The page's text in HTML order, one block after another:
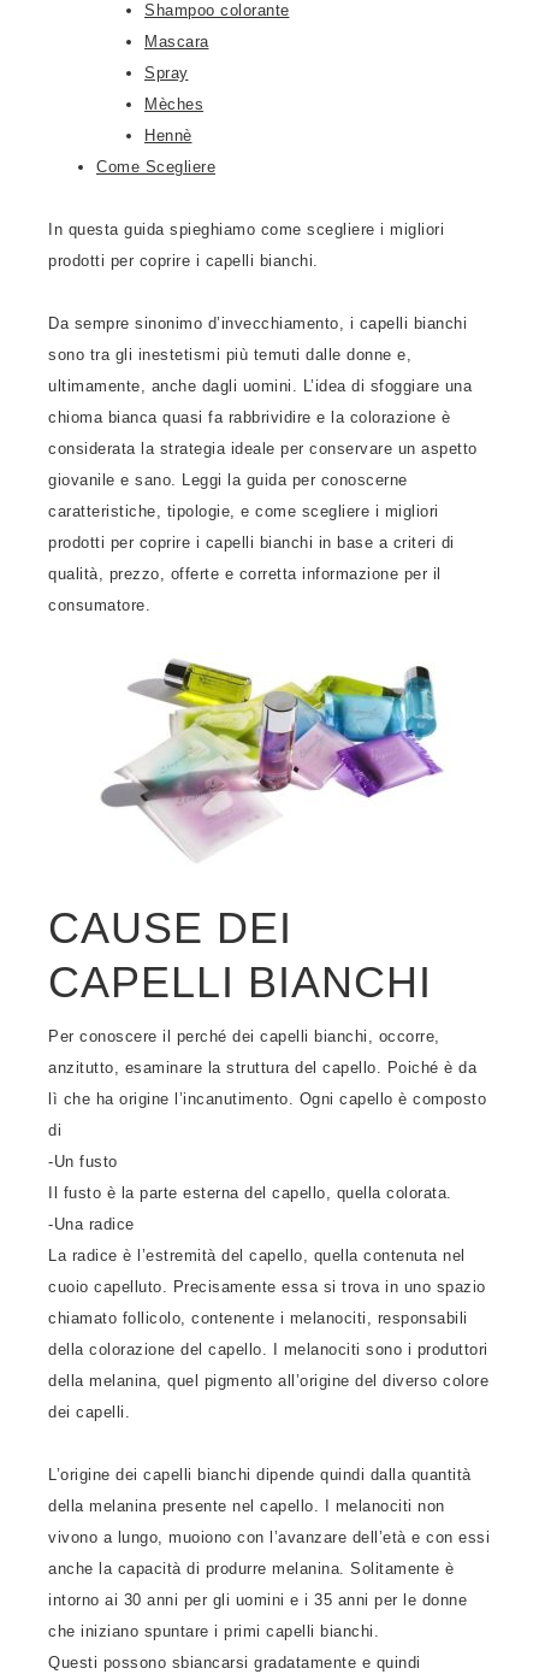
Shampoo colorante
Mascara
Spray
Mèches
Hennè
Come Scegliere
In questa guida spieghiamo come scegliere i migliori
prodotti per coprire i capelli bianchi.
Da sempre sinonimo d’invecchiamento, i capelli bianchi
sono tra gli inestetismi più temuti dalle donne e,
ultimamente, anche dagli uomini. L’idea di sfoggiare una
chioma bianca quasi fa rabbrividire e la colorazione è
considerata la strategia ideale per conservare un aspetto
giovanile e sano. Leggi la guida per conoscerne
caratteristiche, tipologie, e come scegliere i migliori
prodotti per coprire i capelli bianchi in base a criteri di
qualità, prezzo, offerte e corretta informazione per il
consumatore.
CAUSE DEI
CAPELLI BIANCHI
Per conoscere il perché dei capelli bianchi, occorre,
anzitutto, esaminare la struttura del capello. Poiché è da
lì che ha origine l’incanutimento. Ogni capello è composto
di
-Un fusto
Il fusto è la parte esterna del capello, quella colorata.
-Una radice
La radice è l’estremità del capello, quella contenuta nel
cuoio capelluto. Precisamente essa si trova in uno spazio
chiamato follicolo, contenente i melanociti, responsabili
della colorazione del capello. I melanociti sono i produttori
della melanina, quel pigmento all’origine del diverso colore
dei capelli.
L’origine dei capelli bianchi dipende quindi dalla quantità
della melanina presente nel capello. I melanociti non
vivono a lungo, muoiono con l’avanzare dell’età e con essi
anche la capacità di produrre melanina. Solitamente è
intorno ai 30 anni per gli uomini e i 35 anni per le donne
che iniziano spuntare i primi capelli bianchi.
Questi possono sbiancarsi gradatamente e quindi